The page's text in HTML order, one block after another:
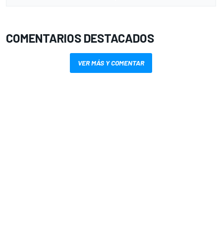
COMENTARIOS DESTACADOS
VER MÁS Y COMENTAR